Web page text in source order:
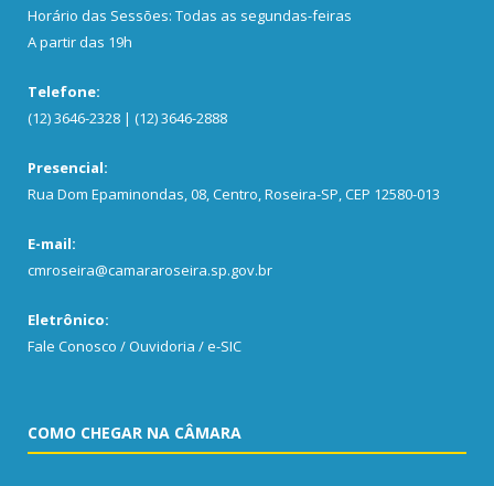
Horário das Sessões: Todas as segundas-feiras
A partir das 19h
Telefone:
(12) 3646-2328 | (12) 3646-2888
Presencial:
Rua Dom Epaminondas, 08, Centro, Roseira-SP, CEP 12580-013
E-mail:
cmroseira@camararoseira.sp.gov.br
Eletrônico:
Fale Conosco / Ouvidoria / e-SIC
COMO CHEGAR NA CÂMARA